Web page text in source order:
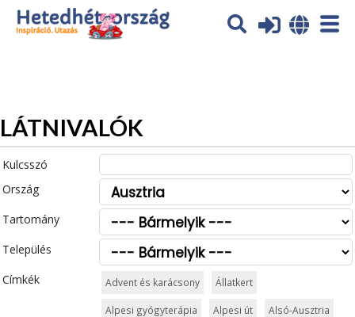
Az oldal sütiket (cookies) használ. További tájékoztatás itt:
Adatvédelmi tájékoztató
LÁTNIVALÓK
Kulcsszó
Ország
Tartomány
Település
Címkék
Advent és karácsony Állatkert
Alpesi gyógyterápia Alpesi út Alsó-Ausztria